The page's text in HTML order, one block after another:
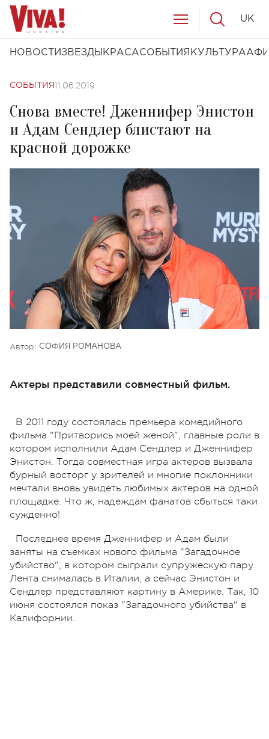
НОВОСТИ ЗВЕЗДЫ КРАСАСОБЫТИЯ КУЛЬТУРА
UK
СОБЫТИЯ 11.06.2019
Снова вместе! Дженнифер Энистон
и Адам Сендлер блистают на
красной дорожке
Автор: СОФИЯ РОМАНОВА
Актеры представили совместный фильм.
В 2011 году состоялась премьера комедийного
фильма "Притворись моей женой", главные роли в
котором исполнили Адам Сендлер и Дженнифер
Энистон. Тогда совместная игра актеров вызвала
бурный восторг у зрителей и многие поклонники
мечтали вновь увидеть любимых актеров на одной
площадке. Что ж, надеждам фанатов сбыться таки
сужденно!
Последнее время Дженнифер и Адам были
заняты на съемках нового фильма "Загадочное
убийство", в котором сыграли супружескую пару.
Лента снималась в Италии, а сейчас Энистон и
Сендлер представляют картину в Америке. Так, 10
июня состоялся показ "Загадочного убийства" в
Калифорнии.